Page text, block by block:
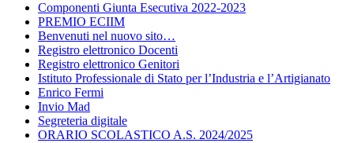
Componenti Giunta Esecutiva 2022-2023
PREMIO ECIIM
Benvenuti nel nuovo sito…
Registro elettronico Docenti
Registro elettronico Genitori
Istituto Professionale di Stato per l’Industria e l’Artigianato
Enrico Fermi
Invio Mad
Segreteria digitale
ORARIO SCOLASTICO A.S. 2024/2025